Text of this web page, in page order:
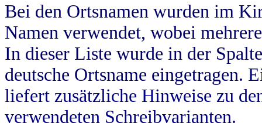
Bei den Ortsnamen wurden im
Namen verwendet, wobei
In dieser Liste wurde in der
deutsche Ortsname eingetragen.
liefert zusätzliche Hinweise zu
verwendeten Schreibvarianten.